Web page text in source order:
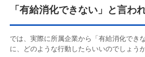
「有給消化できない」と言わ
では、実際に所属企業から「有給消化でき
に、どのような行動したらいいのでしょう